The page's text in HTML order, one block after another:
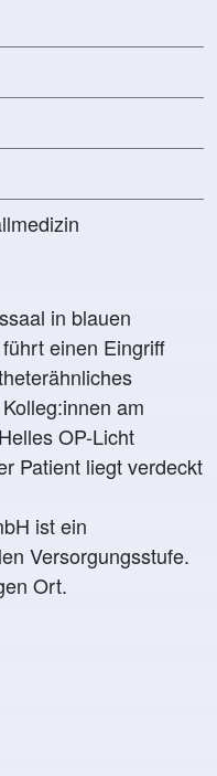
ist ein
Versorgungsstufe.
Ort.